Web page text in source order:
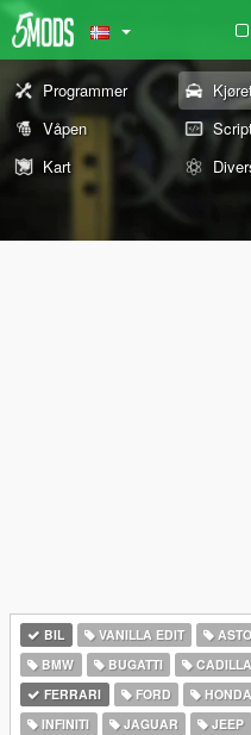
Programmer
Våpen
Kart
BIL VANILLA EDIT
BMW
BUGATTI
FERRARI
FORD HONDA
INFINITI
JAGUAR JEEP